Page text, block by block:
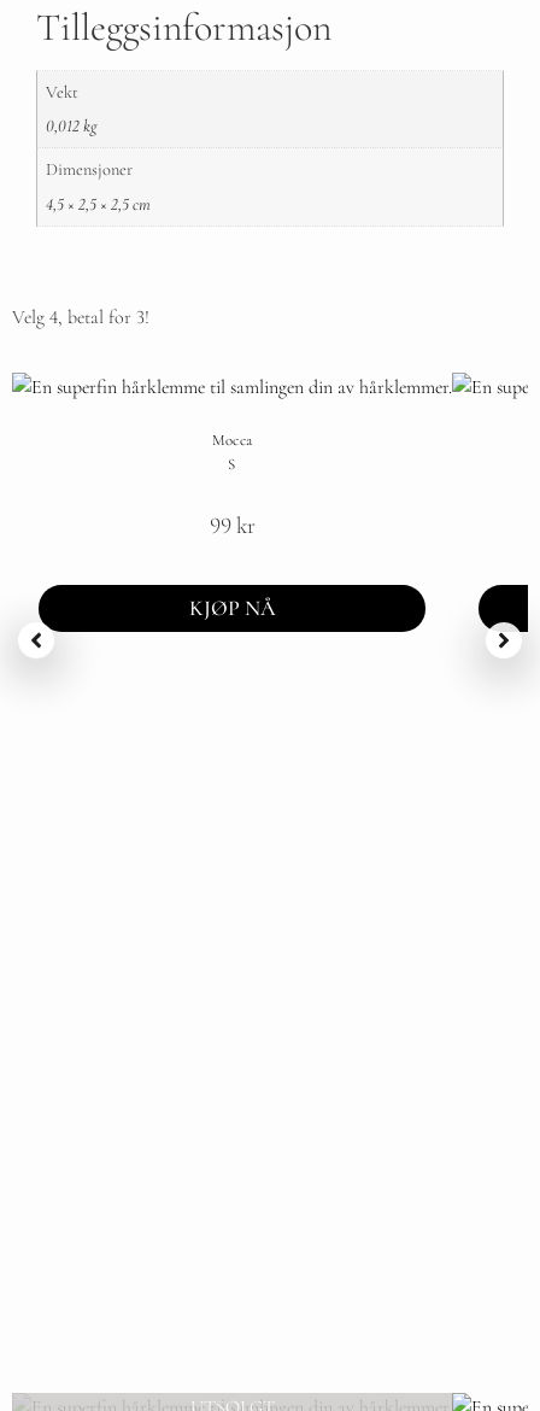
Tilleggsinformasjon
Vekt
0,012 kg
Dimensjoner
4,5 × 2,5 × 2,5 cm
Velg 4, betal for 3!
Mocca
S
99kr
KJØP NÅ